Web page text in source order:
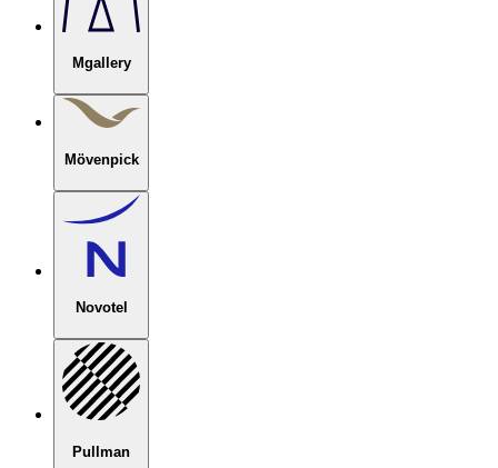
Mgallery
Mövenpick
Novotel
Pullman